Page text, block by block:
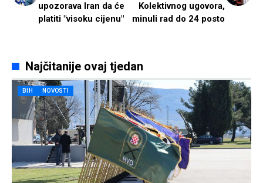
upozorava Iran da će
platiti "visoku cijenu"
Kolektivnog ugovora,
minuli rad do 24 posto
Najčitanije ovaj tjedan
BIH NOVOSTI